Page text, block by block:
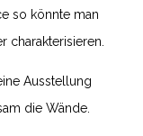
so könnte man
charakterisieren.
Ausstellung
die Wände.